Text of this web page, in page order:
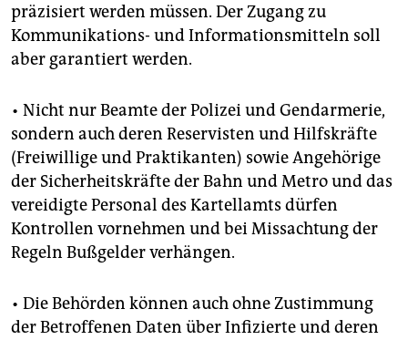
präzisiert werden müssen. Der Zugang zu
Kommunikations- und Informationsmitteln soll
aber garantiert werden.
• Nicht nur Beamte der Polizei und Gendarmerie,
sondern auch deren Reservisten und Hilfskräfte
(Freiwillige und Praktikanten) sowie Angehörige
der Sicherheitskräfte der Bahn und Metro und das
vereidigte Personal des Kartellamts dürfen
Kontrollen vornehmen und bei Missachtung der
Regeln Bußgelder verhängen.
• Die Behörden können auch ohne Zustimmung
der Betroffenen Daten über Infizierte und deren